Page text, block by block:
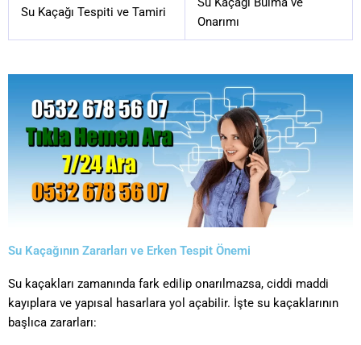
Su Kaçağı Tespiti ve Tamiri
Onarımı
Su Kaçağının Zararları ve Erken Tespit Önemi
Su kaçakları zamanında fark edilip onarılmazsa, ciddi maddi
kayıplara ve yapısal hasarlara yol açabilir. İşte su kaçaklarının
başlıca zararları: